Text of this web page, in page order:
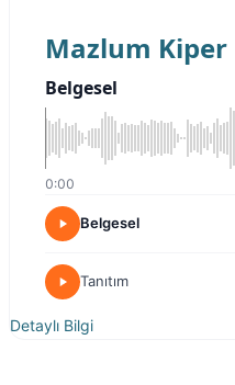
Mazlum Kiper
Belgesel
0:00
Belgesel
Tanıtım
Detaylı Bilgi